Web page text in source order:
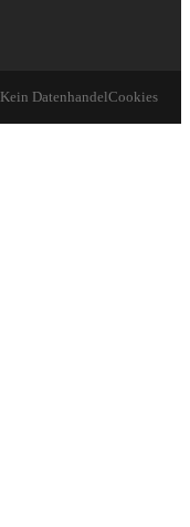
Kein DatenhandelCookies